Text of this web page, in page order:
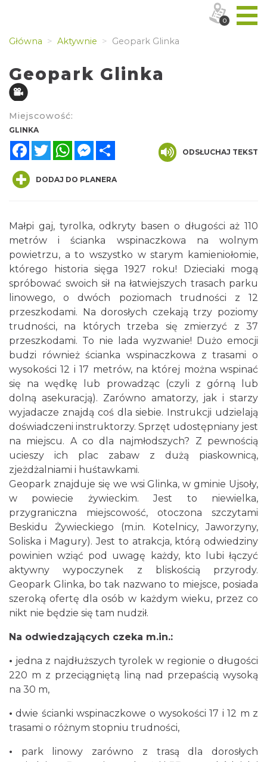
Główna Aktywnie Geopark Glinka
Geopark Glinka
Miejscowość:
GLINKA
FacebookTwitterWhatsAppMessenger
ODSŁUCHAJ TEKST
DODAJ DO PLANERA
Małpi gaj, tyrolka, odkryty basen o długości aż 110
metrów i ścianka wspinaczkowa na wolnym
powietrzu, a to wszystko w starym kamieniołomie,
którego historia sięga 1927 roku! Dzieciaki mogą
spróbować swoich sił na łatwiejszych trasach parku
linowego, o dwóch poziomach trudności z 12
przeszkodami. Na dorosłych czekają trzy poziomy
trudności, na których trzeba się zmierzyć z 37
przeszkodami. To nie lada wyzwanie! Dużo emocji
budzi również ścianka wspinaczkowa z trasami o
wysokości 12 i 17 metrów, na której można wspinać
się na wędkę lub prowadząc (czyli z górną lub
dolną asekuracją). Zarówno amatorzy, jak i starzy
wyjadacze znajdą coś dla siebie. Instrukcji udzielają
doświadczeni instruktorzy. Sprzęt udostępniany jest
na miejscu. A co dla najmłodszych? Z pewnością
ucieszy ich plac zabaw z dużą piaskownicą,
zjeżdżalniami i huśtawkami.
Geopark znajduje się we wsi Glinka, w gminie Ujsoły,
w powiecie żywieckim. Jest to niewielka,
przygraniczna miejscowość, otoczona szczytami
Beskidu Żywieckiego (m.in. Kotelnicy, Jaworzyny,
Soliska i Magury). Jest to atrakcja, którą odwiedziny
powinien wziąć pod uwagę każdy, kto lubi łączyć
aktywny wypoczynek z bliskością przyrody.
Geopark Glinka, bo tak nazwano to miejsce, posiada
szeroką ofertę dla osób w każdym wieku, przez co
nikt nie będzie się tam nudził.
Na odwiedzających czeka m.in.:
• jedna z najdłuższych tyrolek w regionie o długości
220 m z przeciągniętą liną nad przepaścią wysoką
na 30 m,
• dwie ścianki wspinaczkowe o wysokości 17 i 12 m z
trasami o różnym stopniu trudności,
• park linowy zarówno z trasą dla dorosłych
0